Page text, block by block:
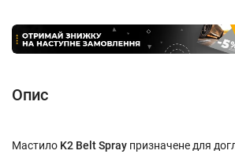
Опис
Мастило K2 Belt Spray призначене для